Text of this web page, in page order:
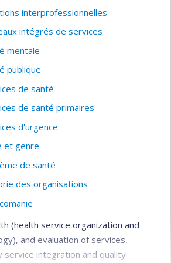
interprofessionnelles
intégrés de services
mentale
publique
de santé
de santé primaires
d'urgence
et genre
de santé
des organisations
(health service organization and
and evaluation of services,
service integration and quality